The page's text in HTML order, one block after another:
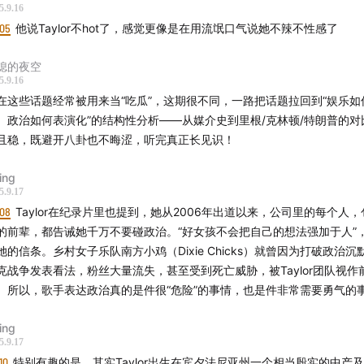
体育场：真实的对抗与虚假的平等
被激情凝聚，还是被激情撕裂
书目及参考来源】
活下去，我们给自己讲故事》琼·狄迪恩
的西翼》琼·狄迪恩
之域》琼·狄迪恩
学》亚里士多德
治为业》马克思·韦伯
民》霍布斯
生活的基本形式》涂尔干
会》居伊·德波
a radical performance artist has command of an army.
他说Taylor不hot了，感觉更像是在用流氓口气说她不辣不性感了
的夜空
这些话题经常被用来当“吃瓜”，这期很不同，一路把话题拉回到“娱乐
政治如何表演化”的结构性分析——从媒介史到里根/克林顿/特朗普的对
稳，既避开八卦也不晦涩，听完真正长见识！
Taylor在纪录片里也提到，她从2006年出道以来，公司里的每个人，
前辈，都告诫她千万不要碰政治。“好女孩不会把自己的想法强加于人”
的信条。乡村女子乐队南方小鸡（Dixie Chicks）就曾因为打破政治沉
战争发表看法，粉丝大量流失，甚至受到死亡威胁，被Taylor团队视作
所以，歌手表达政治真的是件很“危险”的事情，也是件非常需要勇气的